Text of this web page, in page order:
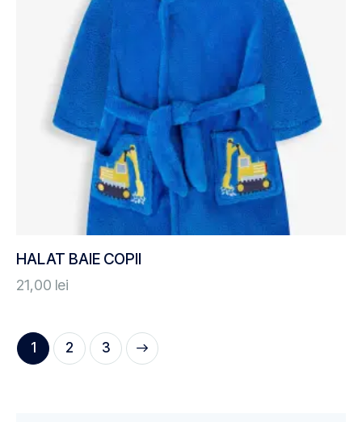
HALAT BAIE COPII
21,00 lei
1 2 3
→